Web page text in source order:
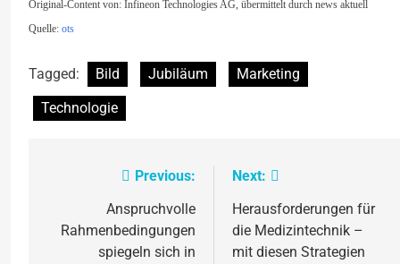
Original-Content von: Infineon Technologies AG, übermittelt durch news aktuell
Quelle: ots
Tagged: Bild Jubiläum
Marketing
Technologie
Beitragsnavigation
Previous:
Anspruchvolle
Rahmenbedingungen
spiegeln sich in
Next:
Herausforderungen für
die Medizintechnik –
mit diesen Strategien